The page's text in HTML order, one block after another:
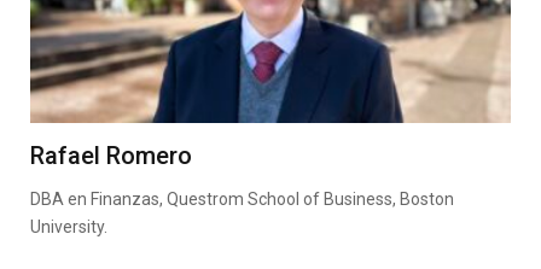
Rafael Romero
DBA en Finanzas, Questrom School of Business, Boston
University.